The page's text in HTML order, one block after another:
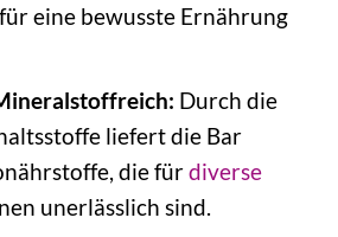
eine bewusste Ernährung
Durch die
liefert die Bar
die fürdiverse
unerlässlich sind.